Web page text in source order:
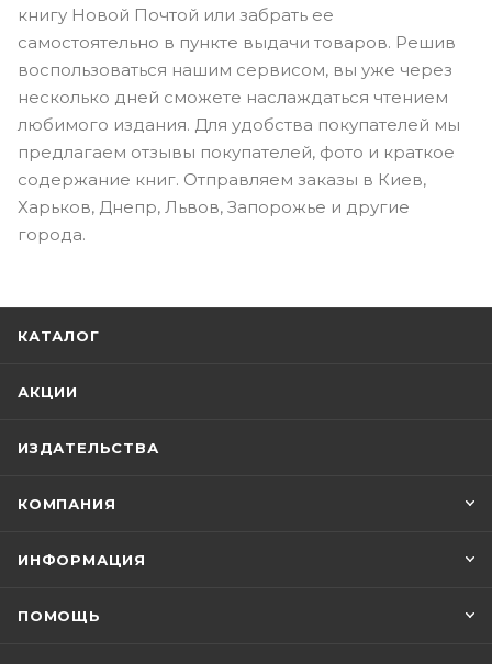
книгу Новой Почтой или забрать ее
самостоятельно в пункте выдачи товаров. Решив
воспользоваться нашим сервисом, вы уже через
несколько дней сможете наслаждаться чтением
любимого издания. Для удобства покупателей мы
предлагаем отзывы покупателей, фото и краткое
содержание книг. Отправляем заказы в Киев,
Харьков, Днепр, Львов, Запорожье и другие
города.
КАТАЛОГ
АКЦИИ
ИЗДАТЕЛЬСТВА
КОМПАНИЯ
ИНФОРМАЦИЯ
ПОМОЩЬ